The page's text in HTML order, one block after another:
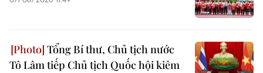
Tổng Bí thư, Chủ tịch nước
Tô Lâm tiếp Chủ tịch Quốc hội kiêm